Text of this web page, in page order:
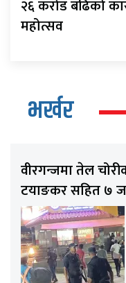
२६ करोड बढिको
महोत्सव
भर्खर
वीरगन्जमा तेल
टयाङकर सहित ७